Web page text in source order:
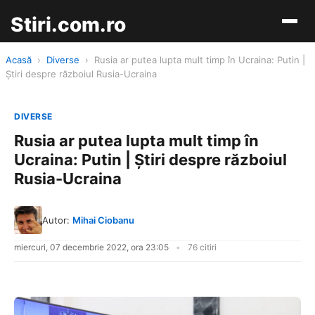
Stiri.com.ro
Acasă › Diverse ›
Rusia ar putea lupta mult timp în Ucraina: Putin |
Știri despre războiul Rusia-Ucraina
DIVERSE
Rusia ar putea lupta mult timp în
Ucraina: Putin | Știri despre războiul
Rusia-Ucraina
Autor: Mihai Ciobanu
miercuri, 07 decembrie 2022, ora 23:05 76 citiri